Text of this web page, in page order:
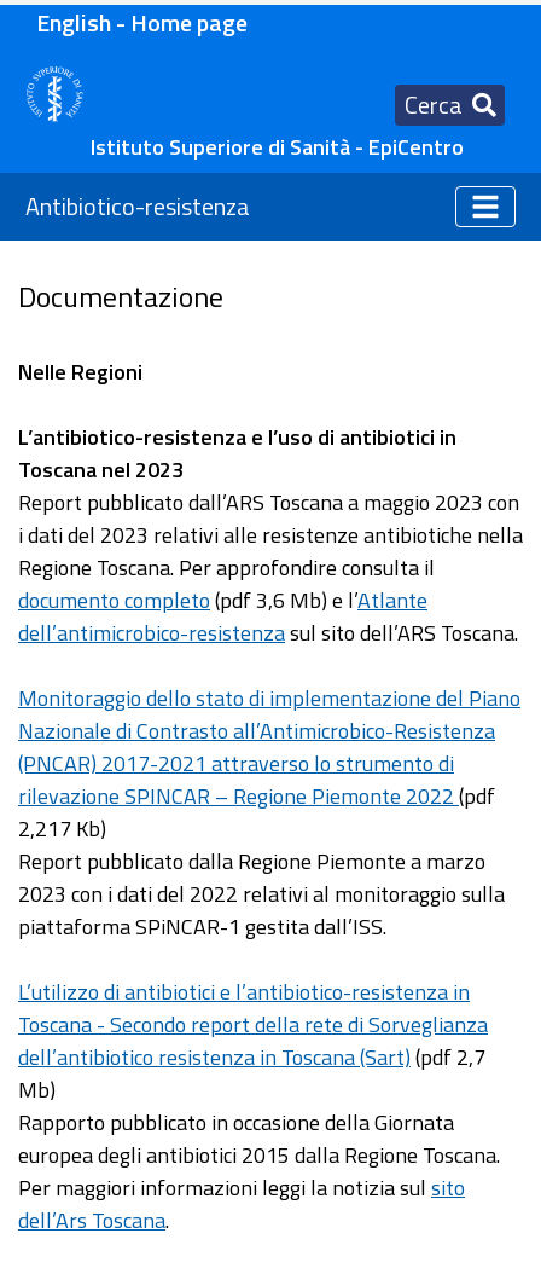
English - Home page
Cerca
Istituto Superiore di Sanità - EpiCentro
Antibiotico-resistenza
Documentazione
Nelle Regioni
L’antibiotico-resistenza e l’uso di antibiotici in
Toscana nel 2023
Report pubblicato dall’ARS Toscana a maggio 2023 con
i dati del 2023 relativi alle resistenze antibiotiche nella
Regione Toscana. Per approfondire consulta il
documento completo(pdf 3,6 Mb) e l’Atlante
dell’antimicrobico-resistenzasul sito dell’ARS Toscana.
Monitoraggio dello stato di implementazione del Piano
Nazionale di Contrasto all’Antimicrobico-Resistenza
(PNCAR) 2017-2021 attraverso lo strumento di
rilevazione SPINCAR – Regione Piemonte 2022(pdf
2,217 Kb)
Report pubblicato dalla Regione Piemonte a marzo
2023 con i dati del 2022 relativi al monitoraggio sulla
piattaforma SPiNCAR-1 gestita dall’ISS.
L’utilizzo di antibiotici e l’antibiotico-resistenza in
Toscana - Secondo report della rete di Sorveglianza
dell’antibiotico resistenza in Toscana (Sart)(pdf 2,7
Mb)
Rapporto pubblicato in occasione della Giornata
europea degli antibiotici 2015 dalla Regione Toscana.
Per maggiori informazioni leggi la notizia sulsito
dell’Ars Toscana.